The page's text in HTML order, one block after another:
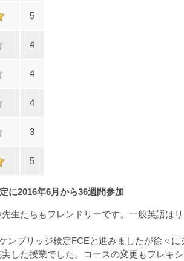
5
4
4
4
3
5
に2016年6月から36週間参加
生たちもフレンドリーです。一般英語は
ンブリッジ検定FCEと進みましたが徐々に
した授業でした。コースの変更もフレキ